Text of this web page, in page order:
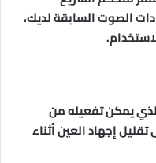
الصوت السابقة لديك،
يمكن تفعيله من
إجهاد العين أثناء